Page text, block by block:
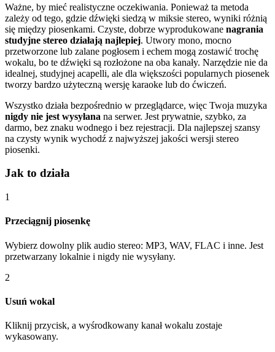
Ważne, by mieć realistyczne oczekiwania. Ponieważ ta metoda
zależy od tego, gdzie dźwięki siedzą w miksie stereo, wyniki różnią
się między piosenkami. Czyste, dobrze wyprodukowane nagrania
studyjne stereo działają najlepiej. Utwory mono, mocno
przetworzone lub zalane pogłosem i echem mogą zostawić trochę
wokalu, bo te dźwięki są rozłożone na oba kanały. Narzędzie nie da
idealnej, studyjnej acapelli, ale dla większości popularnych piosenek
tworzy bardzo użyteczną wersję karaoke lub do ćwiczeń.
Wszystko działa bezpośrednio w przeglądarce, więc Twoja muzyka
nigdy nie jest wysyłana na serwer. Jest prywatnie, szybko, za
darmo, bez znaku wodnego i bez rejestracji. Dla najlepszej szansy
na czysty wynik wychodź z najwyższej jakości wersji stereo
piosenki.
Jak to działa
1
Przeciągnij piosenkę
Wybierz dowolny plik audio stereo: MP3, WAV, FLAC i inne. Jest
przetwarzany lokalnie i nigdy nie wysyłany.
2
Usuń wokal
Kliknij przycisk, a wyśrodkowany kanał wokalu zostaje
wykasowany.